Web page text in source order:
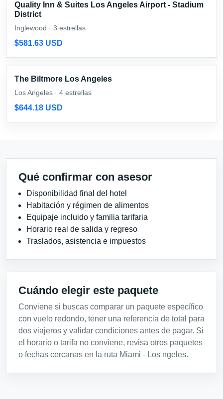
Quality Inn & Suites Los Angeles Airport - Stadium
District
Inglewood · 3 estrellas
$581.63 USD
The Biltmore Los Angeles
Los Angeles · 4 estrellas
$644.18 USD
Qué confirmar con asesor
Disponibilidad final del hotel
Habitación y régimen de alimentos
Equipaje incluido y familia tarifaria
Horario real de salida y regreso
Traslados, asistencia e impuestos
Cuándo elegir este paquete
Conviene si buscas comparar un paquete específico
con vuelo redondo, tener una referencia de total para
dos viajeros y validar condiciones antes de pagar. Si
el horario o tarifa no conviene, revisa otros paquetes
o fechas cercanas en la ruta Miami - Los ngeles.